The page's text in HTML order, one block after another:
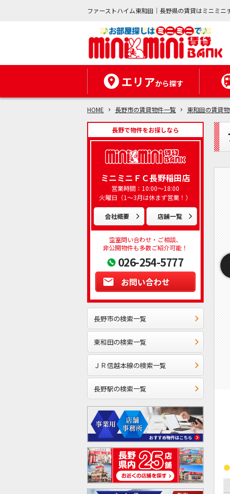
ファーストハイム東和田｜長野県の賃貸はミニミニ
エリアから探す
HOME 長野市の賃貸物件一覧 東和田の賃貸
長野で物件をお探しなら
ミニミニＦＣ長野稲田店
営業時間：10:00～18:00
火曜日（1～3月は休まず営業！）
会社概要 店舗一覧
空室問い合わせ・ご相談、
非公開物件も多数ご紹介可能！
026-254-5777
お問い合わせ
長野市の検索一覧
東和田の検索一覧
ＪＲ信越本線の検索一覧
長野駅の検索一覧